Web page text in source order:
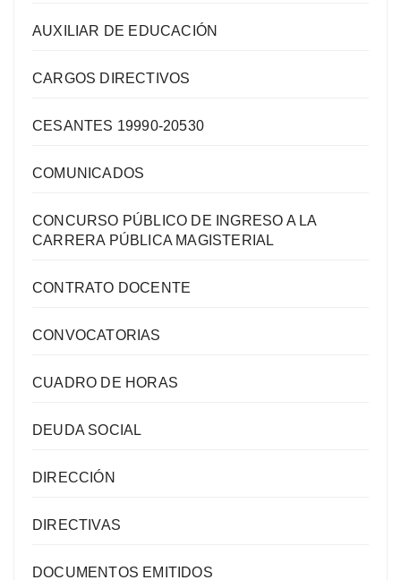
AUXILIAR DE EDUCACIÓN
CARGOS DIRECTIVOS
CESANTES 19990-20530
COMUNICADOS
CONCURSO PÚBLICO DE INGRESO A LA
CARRERA PÚBLICA MAGISTERIAL
CONTRATO DOCENTE
CONVOCATORIAS
CUADRO DE HORAS
DEUDA SOCIAL
DIRECCIÓN
DIRECTIVAS
DOCUMENTOS EMITIDOS